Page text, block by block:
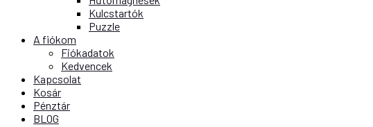
Kulcstartók
Puzzle
A fiókom
Fiókadatok
Kedvencek
Kapcsolat
Kosár
Pénztár
BLOG